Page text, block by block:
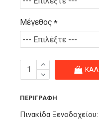
Μέγεθος
ΠΕΡΙΓΡΑΦΉ
Πινακίδα